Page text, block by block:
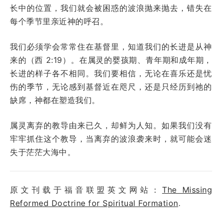
长中的位置，我们就会被困惑的波浪抛来抛去，错失在
每个季节里亲近神的呼召。
我们必须学会常常住在基督里，知道我们的长进是从神
来的（西 2:19）。在属灵的婴孩期、青年期和成年期，
长进的样子各不相同。我们要相信，无论在喜乐还是忧
伤的季节，无论感到基督近在咫尺，还是只经历到祂的
缺席，神都在塑造我们。
属灵离弃的教导由来已久，却鲜为人知。如果我们没有
牢牢抓住这个教导，当离弃的波浪袭来时，就可能会迷
失于茫茫大海中。
原文刊载于福音联盟英文网站：The Missing
Reformed Doctrine for Spiritual Formation.